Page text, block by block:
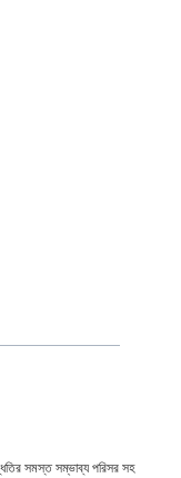
সমস্ত সম্ভাব্য পরিসর সহ